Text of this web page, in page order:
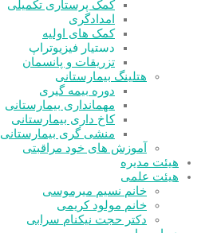
کمک پرستاری تکمیلی
امدادگری
کمک های اولیه
دستیار فیزیوتراپ
تزریقات و پانسمان
هتلینگ بیمارستانی
دوره بیمه گیری
مهمانداری بیمارستانی
کاخ داری بیمارستانی
منشی گری بیمارستانی
آموزش های خود مراقبتی
هیئت مدیره
هیئت علمی
خانم نسیم میرموسی
خانم مولود کریمی
دکتر حجت نیکنام سرابی